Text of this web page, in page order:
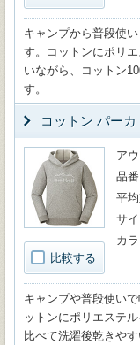
キャンプから普段使
す。コットンにポリ
いながら、コットン
す。
コットン パー
比較する
ア
品番
平
サ
カ
キャンプや普段使い
ットンにポリエステ
比べて洗濯後乾きやす